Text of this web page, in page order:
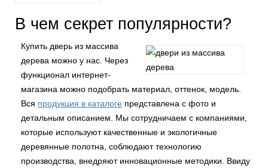
В чем секрет популярности?
Купить дверь из массива
дерева можно у нас. Через
функционал интернет-
магазина можно подобрать материал, оттенок, модель.
Вся продукция в каталоге представлена с фото и
детальным описанием. Мы сотрудничаем с компаниями,
которые используют качественные и экологичные
деревянные полотна, соблюдают технологию
производства, внедряют инновационные методики. Ввиду